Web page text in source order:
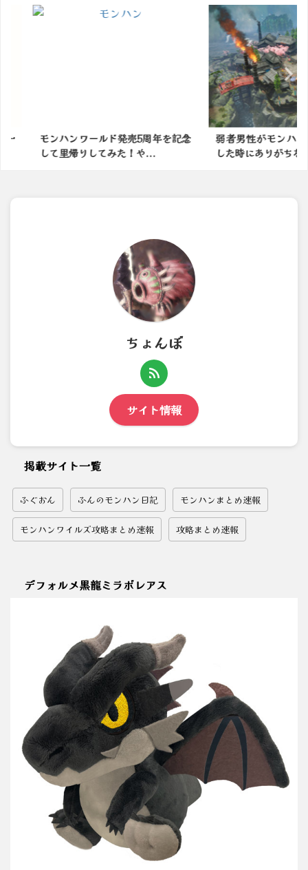
周年を記念
弱者男性がモンハンの世界に転生
した時にありがちなことｗ...
モンハン
なモンスタ
ちょんぼ
サイト情報
掲載サイト一覧
ふぐおん ふんのモンハン日記 モンハンまとめ速報
モンハンワイルズ攻略まとめ速報 攻略まとめ速報
デフォルメ黒龍ミラボレアス